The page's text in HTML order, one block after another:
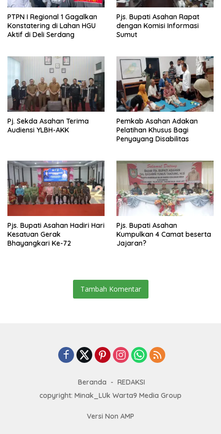
PTPN I Regional 1 Gagalkan
Konstatering di Lahan HGU
Aktif di Deli Serdang
Pjs. Bupati Asahan Rapat
dengan Komisi Informasi
Sumut
Pj. Sekda Asahan Terima
Audiensi YLBH-AKK
Pemkab Asahan Adakan
Pelatihan Khusus Bagi
Penyayang Disabilitas
Pjs. Bupati Asahan Hadiri Hari
Kesatuan Gerak
Bhayangkari Ke-72
Pjs. Bupati Asahan
Kumpulkan 4 Camat beserta
Jajaran?
Tambah Komentar
Beranda
REDAKSI
copyright: Minak_LUk Warta9 Media Group
Versi Non AMP